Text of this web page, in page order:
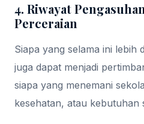
4. Riwayat
Perceraian
Siapa yang selama ini lebih
juga dapat menjadi
siapa yang menemani
kesehatan, atau kebutuhan